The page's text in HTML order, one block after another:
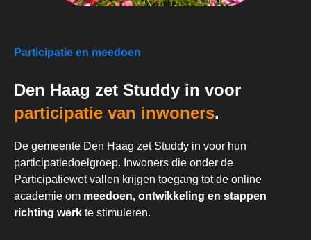
Participatie en meedoen
Den Haag zet Studdy in voor
participatie van inwoners.
De gemeente Den Haag zet Studdy in voor hun
participatiedoelgroep. Inwoners die onder de
Participatiewet vallen krijgen toegang tot de online
academie om meedoen, ontwikkeling en stappen
richting werk te stimuleren.